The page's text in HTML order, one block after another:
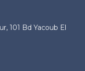
101 Bd Yacoub El